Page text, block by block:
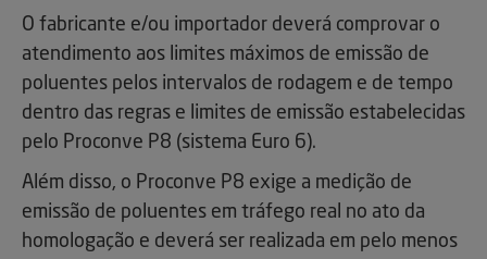
O fabricante e/ou importador deverá comprovar o
atendimento aos limites máximos de emissão de
poluentes pelos intervalos de rodagem e de tempo
dentro das regras e limites de emissão estabelecidas
pelo Proconve P8 (sistema Euro 6).
Além disso, o Proconve P8 exige a medição de
emissão de poluentes em tráfego real no ato da
homologação e deverá ser realizada em pelo menos